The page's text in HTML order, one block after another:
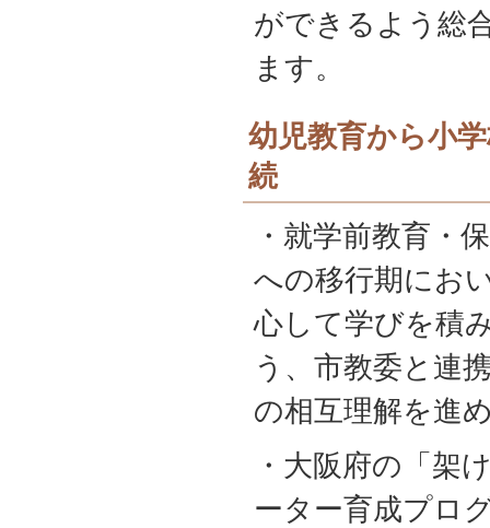
ができるよう総
ます。
幼児教育から小
続
・就学前教育・
への移行期にお
心して学びを積
う、市教委と連
の相互理解を進
・大阪府の「架
ーター育成プロ